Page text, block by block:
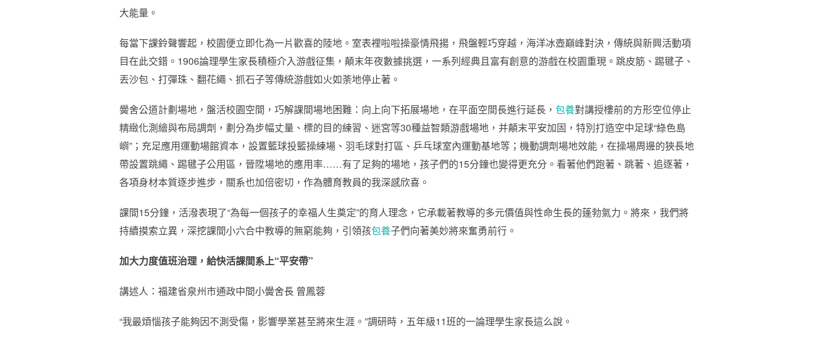
大能量。
每當下課鈴聲響起，校園便立即化為一片歡喜的陸地。室表裡啦啦操豪情飛揚，飛盤輕巧穿越，海洋冰壺巔峰對決，傳統與新興活動項
目在此交錯。1906論理學生家長積極介入游戲征集，顛末年夜數據挑選，一系列經典且富有創意的游戲在校園重現。跳皮筋、踢毽子、
丟沙包、打彈珠、翻花繩、抓石子等傳統游戲如火如荼地停止著。
黌舍公道計劃場地，盤活校園空間，巧解課間場地困難：向上向下拓展場地，在平面空間長進行延長， 包養對講授樓前的方形空位停止
精緻化測繪與布局調劑，劃分為步幅丈量、標的目的練習、迷宮等30種益智類游戲場地，并顛末平安加固，特別打造空中足球“綠色島
嶼”；充足應用運動場館資本，設置籃球投籃操練場、羽毛球對打區、乒乓球室內運動基地等；機動調劑場地效能，在操場周邊的狹長地
帶設置跳繩、踢毽子公用區，晉陞場地的應用率……有了足夠的場地，孩子們的15分鐘也變得更充分。看著他們跑著、跳著、追逐著，
各項身材本質逐步進步，關系也加倍密切，作為體育教員的我深感欣喜。
課間15分鐘，活潑表現了“為每一個孩子的幸福人生奠定”的育人理念，它承載著教導的多元價值與性命生長的蓬勃氣力。將來，我們將
持續摸索立異，深挖課間小六合中教導的無窮能夠，引領孩包養子們向著美妙將來奮勇前行。
加大力度值班治理，給快活課間系上“平安帶”
講述人：福建省泉州市通政中間小黌舍長 曾鳳蓉
“我最煩惱孩子能夠因不測受傷，影響學業甚至將來生涯。”調研時，五年級11班的一論理學生家長這么說。